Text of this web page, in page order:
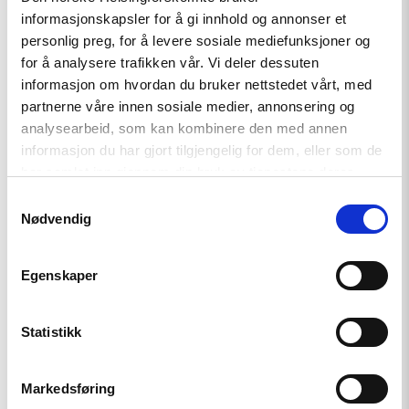
informasjonskapsler for å gi innhold og annonser et
personlig preg, for å levere sosiale mediefunksjoner og
for å analysere trafikken vår. Vi deler dessuten
informasjon om hvordan du bruker nettstedet vårt, med
partnerne våre innen sosiale medier, annonsering og
analysearbeid, som kan kombinere den med annen
informasjon du har gjort tilgjengelig for dem, eller som de
Nødvendig
Egenskaper
Statistikk
Markedsføring
Artikkel
Telenors handlinger i Myanmar
bør granskes
article
"Mongolia